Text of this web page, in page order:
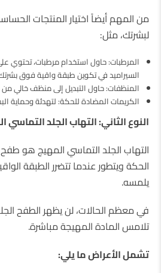
من المهم أيضاً اختيار المنتجات
لبشرتك، مثل:
المرطبات: حاول استخدام مرطبات، تحتوي
السيراميد في تكوين طبقة واقية فوق
المنظفات: حاول التبديل إلى منظف خالي
الكريمات المضادة للحكة: لتهدئة وحماية
النوع الثاني: التهاب الجلد التماسي
التهاب الجلد التماسي المهيج هو
الحكة ويتطور عندما تتضرر الطبقة
يلمسه.
في معظم الحالات، لن يظهر الطفح
تلامس المادة المهيجة مباشرة.
تشمل الأعراض ما يلي: